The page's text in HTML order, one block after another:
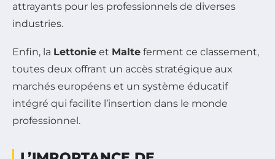
attrayants pour les professionnels de diverses
industries.
Enfin, la Lettonie et Malte ferment ce classement,
toutes deux offrant un accès stratégique aux
marchés européens et un système éducatif
intégré qui facilite l’insertion dans le monde
professionnel.